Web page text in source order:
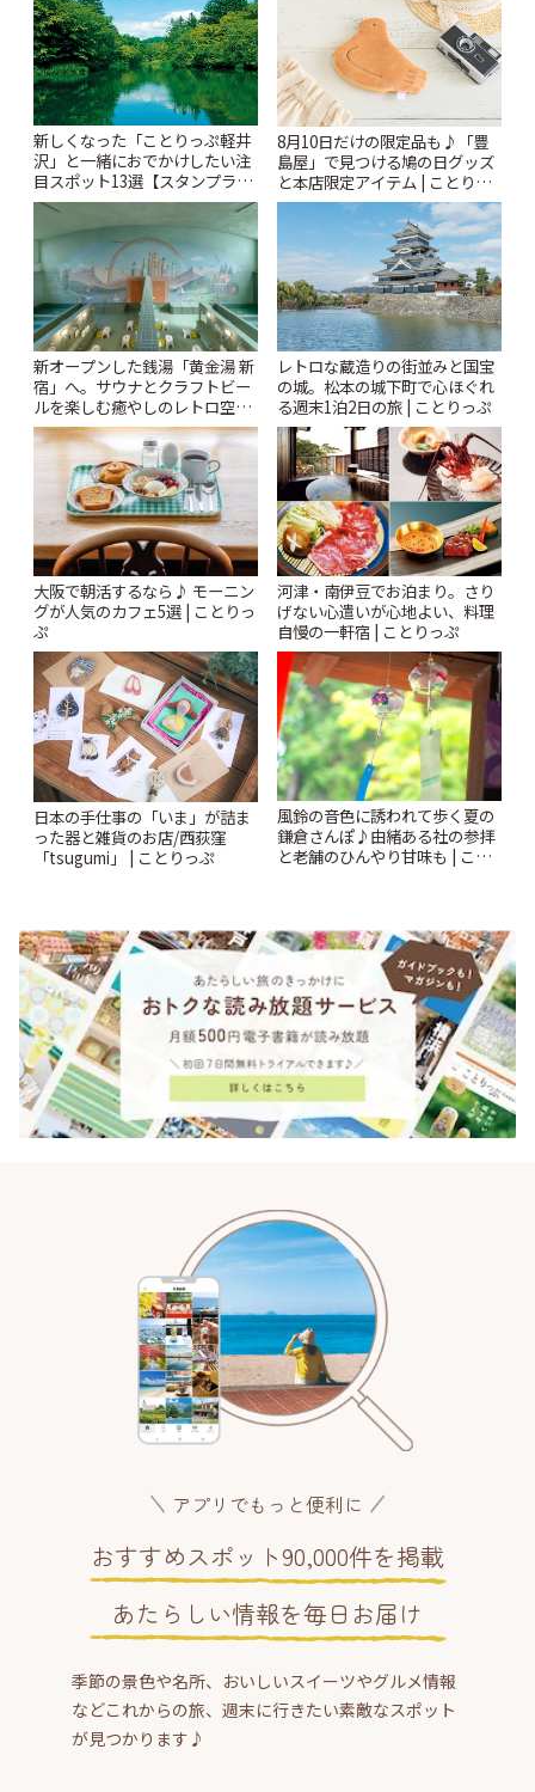
新しくなった「ことりっぷ軽井
沢」と一緒におでかけしたい注
目スポット13選【スタンプラリ
ー開催中】 | ことりっぷ
8月10日だけの限定品も♪「豊
島屋」で見つける鳩の日グッズ
と本店限定アイテム | ことりっ
ぷ
新オープンした銭湯「黄金湯 新
宿」へ。サウナとクラフトビー
ルを楽しむ癒やしのレトロ空間
| ことりっぷ
レトロな蔵造りの街並みと国宝
の城。松本の城下町で心ほぐれ
る週末1泊2日の旅 | ことりっぷ
大阪で朝活するなら♪ モーニン
グが人気のカフェ5選 | ことりっ
ぷ
河津・南伊豆でお泊まり。さり
げない心遣いが心地よい、料理
自慢の一軒宿 | ことりっぷ
日本の手仕事の「いま」が詰ま
った器と雑貨のお店/西荻窪
「tsugumi」 | ことりっぷ
風鈴の音色に誘われて歩く夏の
鎌倉さんぽ♪由緒ある社の参拝
と老舗のひんやり甘味も | こと
アプリでもっと便利に
おすすめスポット90,000件を掲載
あたらしい情報を毎日お届け
季節の景色や名所、おいしいスイーツやグルメ情報
などこれからの旅、週末に行きたい素敵なスポット
が見つかります♪